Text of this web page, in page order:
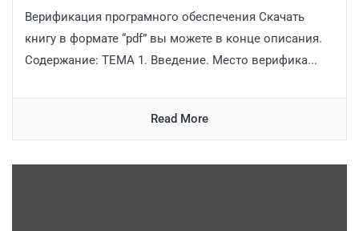
Верификация програмного обеспечения Скачать
книгу в формате “pdf” вы можете в конце описания.
Содержание: ТЕМА 1. Введение. Место верифика...
Read More